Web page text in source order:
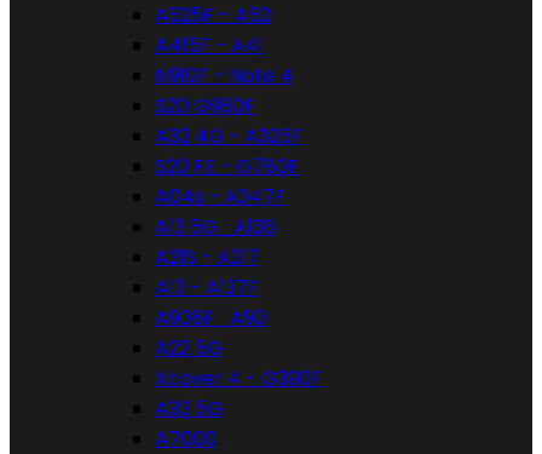
A525F - A52
A415F - A41
N910F - Note 4
S20 G980F
A32 4G - A325F
S20 FE - G780F
A04s - A047F
A13 5G_A136
A21S - A217
A13 - A137F
A908F_A90
A22 5G
Xcover 4 - G390F
A33 5G
A7000